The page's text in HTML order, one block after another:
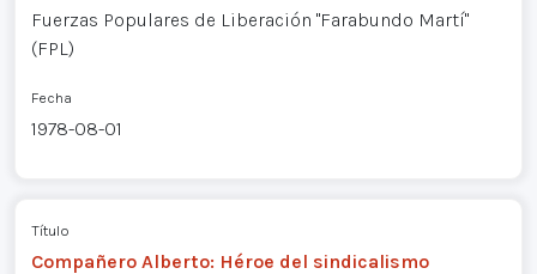
Fuerzas Populares de Liberación "Farabundo Martí"
(FPL)
Fecha
1978-08-01
Título
Compañero Alberto: Héroe del sindicalismo